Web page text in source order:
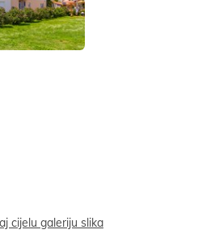
cijelu galeriju slika